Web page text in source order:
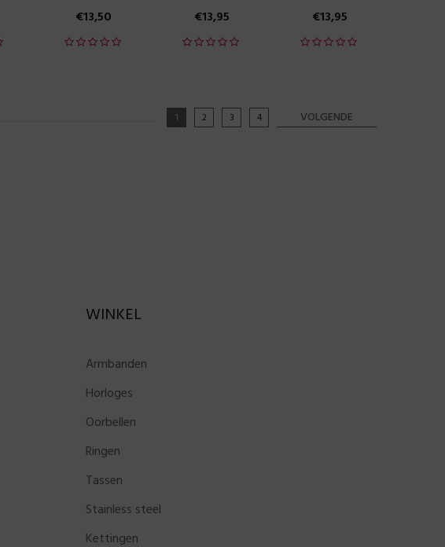
€13,50
€13,95
€13,95
1 2 3 4 VOLGENDE
WINKEL
Armbanden
Horloges
Oorbellen
Ringen
Tassen
Stainless steel
Kettingen